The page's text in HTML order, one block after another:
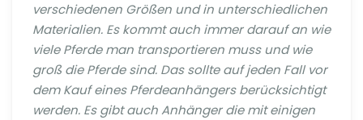
verschiedenen Größen und in unterschiedlichen
Materialien. Es kommt auch immer darauf an wie
viele Pferde man transportieren muss und wie
groß die Pferde sind. Das sollte auf jeden Fall vor
dem Kauf eines Pferdeanhängers berücksichtigt
werden. Es gibt auch Anhänger die mit einigen